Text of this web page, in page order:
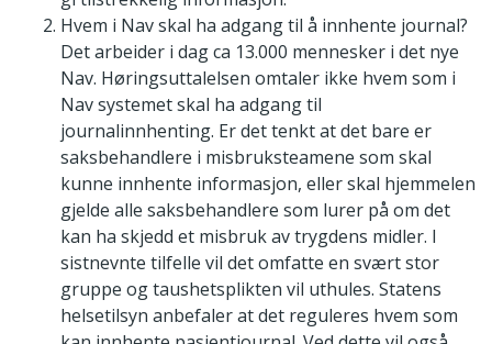
Hvem i Nav skal ha adgang til å innhente journal?
Det arbeider i dag ca 13.000 mennesker i det nye
Nav. Høringsuttalelsen omtaler ikke hvem som i
Nav systemet skal ha adgang til
journalinnhenting. Er det tenkt at det bare er
saksbehandlere i misbruksteamene som skal
kunne innhente informasjon, eller skal hjemmelen
gjelde alle saksbehandlere som lurer på om det
kan ha skjedd et misbruk av trygdens midler. I
sistnevnte tilfelle vil det omfatte en svært stor
gruppe og taushetsplikten vil uthules. Statens
helsetilsyn anbefaler at det reguleres hvem som